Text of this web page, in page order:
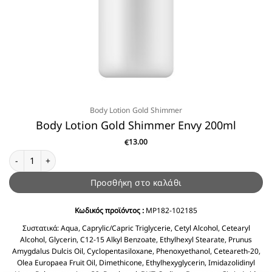
Body Lotion Gold Shimmer
Body Lotion Gold Shimmer Envy 200ml
€13.00
Body Lotion Gold Shimmer Envy 200ml ποσότητα
Προσθήκη στο καλάθι
Κωδικός προϊόντος : MP182-102185
Συστατικά:Aqua, Caprylic/Capric Triglycerie, Cetyl Alcohol, Cetearyl
Alcohol, Glycerin, C12-15 Alkyl Benzoate, Ethylhexyl Stearate, Prunus
Amygdalus Dulcis Oil, Cyclopentasiloxane, Phenoxyethanol, Ceteareth-20,
Olea Europaea Fruit Oil, Dimethicone, Ethylhexyglycerin, Imidazolidinyl